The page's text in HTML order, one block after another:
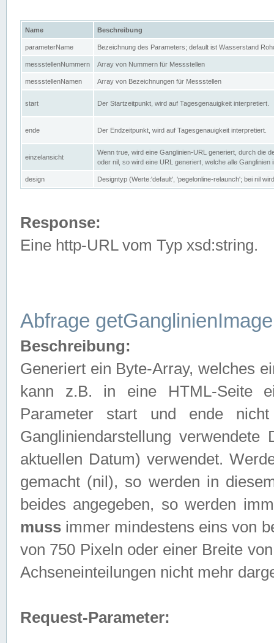
Name Beschreibung
parameterName Bezeichnung des Parameters; default ist Wasserstand
messstellenNummern Array von Nummern für Messstellen
messstellenNamen Array von Bezeichnungen für Messstellen
start Der Startzeitpunkt, wird auf Tagesgenauigkeit interpretiert.
ende Der Endzeitpunkt, wird auf Tagesgenauigkeit interpretiert.
einzelansicht
Wenn true, wird eine Ganglinien-URL generiert, durch die
oder nil, so wird eine URL generiert, welche alle Ganglinien
design Designtyp (Werte:'default', 'pegelonline-relaunch'; bei nil
Response:
Eine http-URL vom Typ xsd:string.
Abfrage getGanglinienImage
Beschreibung:
Generiert ein Byte-Array, welches
kann z.B. in eine HTML-Seite
Parameter start und ende
Gangliniendarstellung
aktuellen Datum) verwendet.
gemacht (nil), so werden in
beides angegeben, so werden
muss immer mindestens eins von
von 750 Pixeln oder einer Breite
Achseneinteilungen nicht mehr
Request-Parameter: